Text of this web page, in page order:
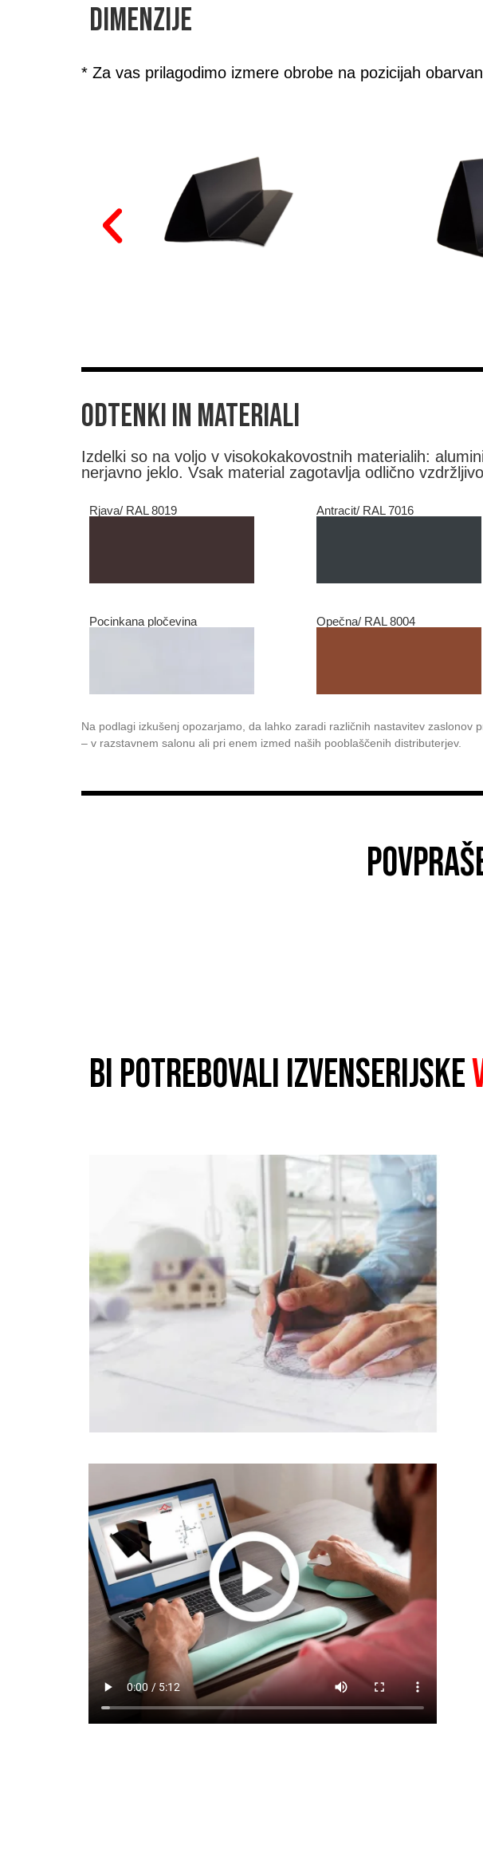
DIMENZIJE
* Za vas prilagodimo izmere obrobe na pozicijah
ODTENKI IN MATERIALI
Izdelki so na voljo v visokokakovostnih materialih:
nerjavno jeklo. Vsak material zagotavlja odlično
Rjava/ RAL 8019 Antracit/ RAL 7016
Pocinkana pločevina Opečna/ RAL 8004
Na podlagi izkušenj opozarjamo, da lahko zaradi različnih nastavitev
– v razstavnem salonu ali pri enem izmed naših pooblaščenih distributerjev.
BI POTREBOVALI IZVENSERIJSKE